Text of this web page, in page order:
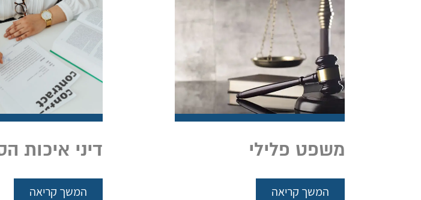
משפט פלילי
המשך קריאה
דיני איכות
המשך קריאה